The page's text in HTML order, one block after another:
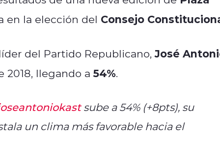
en la elección del Consejo
del Partido Republicano, José
2018, llegando a 54%.
sube a 54% (+8pts), su
un clima más favorable hacia el